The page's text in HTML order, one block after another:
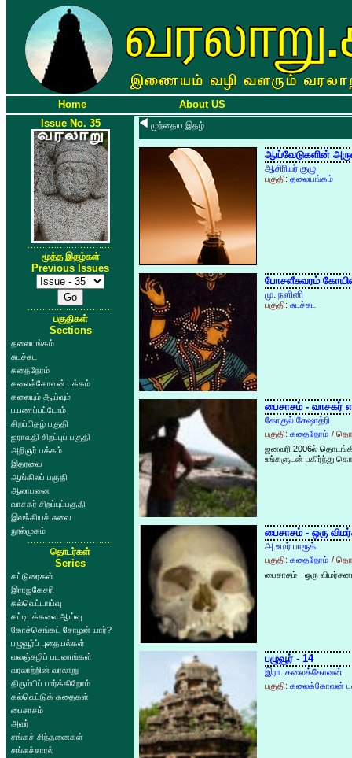
Home
About US
Issue No. 35
மூத்த இதழ்கள்
Previous Issues
பகுதிகள்
Sections
தலையங்கம்
சுடச்சுட
கதைநேரம்
கலைக்கோவன் பக்கம்
கலையும் ஆய்வும்
பயணப்பட்டோம்
சிறப்பிதழ் பகுதி
ஐராவதி சிறப்புப் பகுதி
அறிஞர் பக்கம்
இதரவை
ஆங்கிலப் பகுதி
ஆலாபனை
வாசகர் சிறப்புப்பகுதி
இலக்கியச் சுவை
நூல்முகம்
தொடர்கள்
Series
கட்டுரைகள்
இராஜகேசரி
கல்வெட்டாய்வு
கட்டிடக்கலை ஆய்வு
கோச்செங்கட் சோழன் யார்?
பழுவூர்ப் புதையல்கள்
வலஞ்சுழிப் பயணங்கள்
வரலாற்றின் வரலாறு
திரும்பிப் பார்க்கிறோம்
கல்வெட்டுக் கதைகள்
பைசாசம்
அவர்
சங்கச் சிந்தனைகள்
சங்கச்சாரல்
முந்தைய இதழ்
ஆய்வேடுகளின்
ஆசிரியர் குழு
பகுதி: தலையங்கம்
போசளீசுவரம்
மு. நளினி
பகுதி: சுடச்சுட
பைசாசம் -
கோகுல் சேஷாத்ரி
பகுதி: கதைநேரம் /
ஜனவரி 2006ல்
உங்களுடன் பகிர்ந்து
பைசாசம் - ஒரு
அ.உமர் பாரூக்
பகுதி: கதைநேரம் /
பைசாசம் - ஒரு
பழுவூர் - 14
இரா. கலைக்கோவன்
பகுதி: கலைக்கோவன்